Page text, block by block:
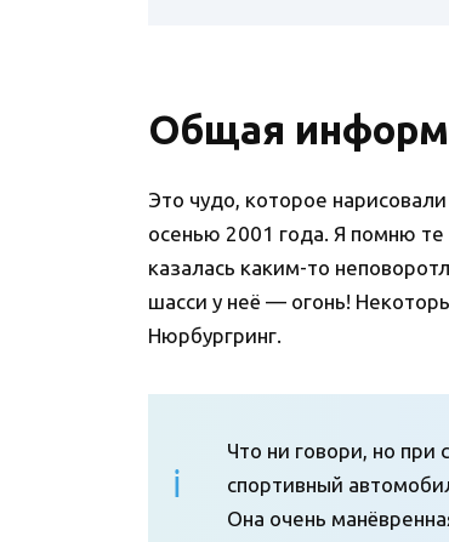
Общая
Это чудо, которое
осенью 2001 года. Я помню
казалась каким-то
шасси у неё — огонь!
Нюрбургринг.
Что ни говори, но
спортивный
Она очень